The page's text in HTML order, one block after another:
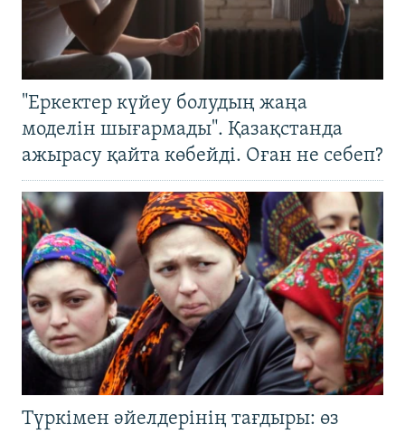
"Еркектер күйеу болудың жаңа
моделін шығармады". Қазақстанда
ажырасу қайта көбейді. Оған не себеп?
Түркімен әйелдерінің тағдыры: өз